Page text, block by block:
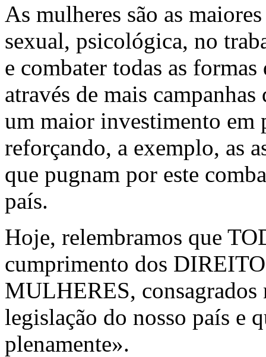
As mulheres são as
sexual, psicológica, no
e combater todas as
através de mais
um maior investimento em
reforçando, a exemplo, as
que pugnam por este
país.
Hoje, relembramos que
cumprimento dos
MULHERES, consagrados
legislação do nosso país e
plenamente».